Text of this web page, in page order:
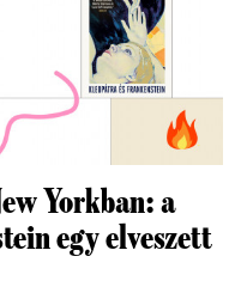
Yorkban: a
egy elveszett